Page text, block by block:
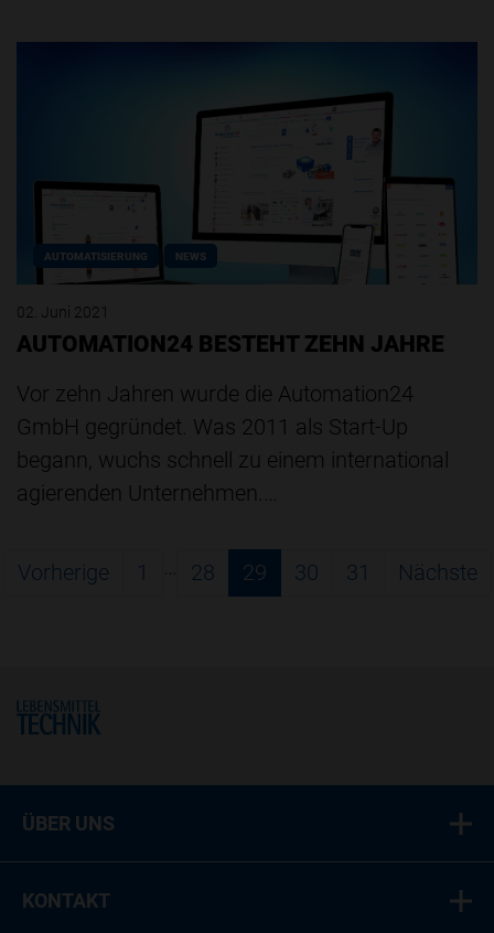
AUTOMATISIERUNG NEWS
02. Juni 2021
AUTOMATION24 BESTEHT ZEHN JAHRE
Vor zehn Jahren wurde die Automation24
GmbH gegründet. Was 2011 als Start-Up
begann, wuchs schnell zu einem international
agierenden Unternehmen.…
Vorherige 1 … 28 29 30 31 Nächste
Home
ÜBER UNS
KONTAKT